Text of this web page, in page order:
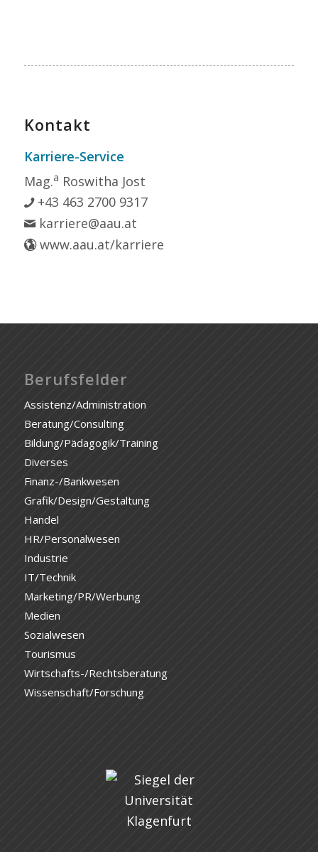
Kontakt
Karriere-Service
Mag.a Roswitha Jost
+43 463 2700 9317
karriere@aau.at
www.aau.at/karriere
Berufsfelder
Assistenz/Administration
Beratung/Consulting
Bildung/Pädagogik/Training
Diverses
Finanz-/Bankwesen
Grafik/Design/Gestaltung
Handel
HR/Personalwesen
Industrie
IT/Technik
Marketing/PR/Werbung
Medien
Sozialwesen
Tourismus
Wirtschafts-/Rechtsberatung
Wissenschaft/Forschung